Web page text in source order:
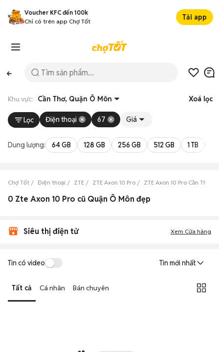
Voucher KFC đến 100k
Chỉ có trên app Chợ Tốt
Tải app
Khu vực: Cần Thơ, Quận Ô Môn Xoá lọc
Lọc Điện thoại 67 Giá
Dung lượng: 64 GB 128 GB 256 GB 512 GB 1 TB
Chợ Tốt Điện thoại ZTE ZTE Axon 10 Pro ZTE Axon 10 Pro Cần Thơ
0 Zte Axon 10 Pro cũ Quận Ô Môn đẹp
Siêu thị điện tử Xem Cửa hàng
Tin có video Tin mới nhất
Tất cả Cá nhân Bán chuyên